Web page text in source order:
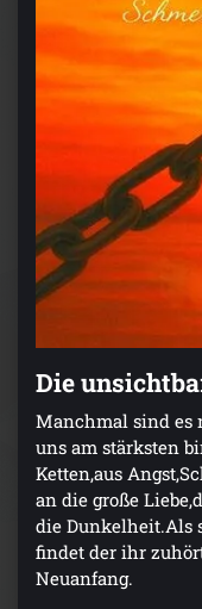
Die
Manchmal sind es
uns am stärksten
Ketten,aus
an die große
die Dunkelheit.Als
findet der ihr
Neuanfang.